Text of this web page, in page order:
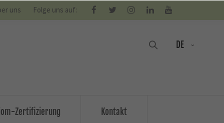
uns Folge uns auf:
DE
Zertifizierung Kontakt